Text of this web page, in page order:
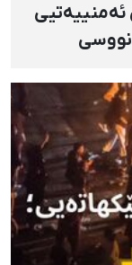
ئەمنییەتیی